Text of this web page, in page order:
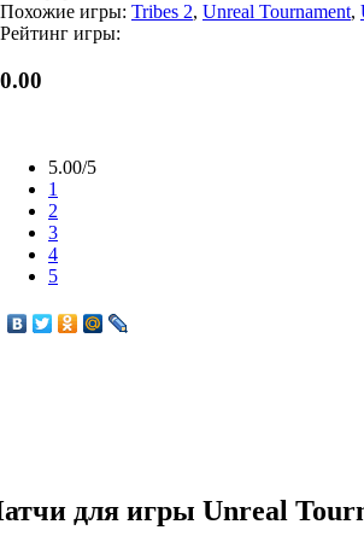
Похожие игры: Tribes 2, Unreal Tournament,
Рейтинг игры:
0.00
5.00/5
1
2
3
4
5
для игры Unreal